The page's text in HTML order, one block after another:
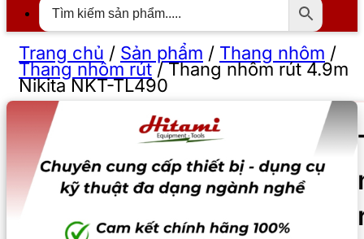
Trang chủ / Sản phẩm / Thang nhôm /
Thang nhôm rút/Thang nhôm rút 4.9m
Nikita NKT-TL490